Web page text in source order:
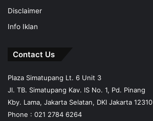
Disclaimer
Info Iklan
Contact Us
Plaza Simatupang Lt. 6 Unit 3
Jl. TB. Simatupang Kav. IS No. 1, Pd. Pinang
Kby. Lama, Jakarta Selatan, DKI Jakarta 12310
Phone : 021 2784 6264